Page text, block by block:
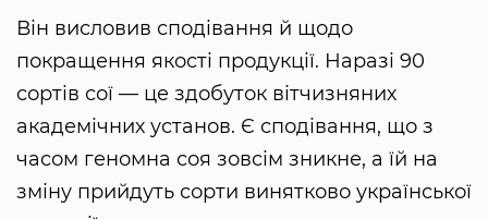
Він висловив сподівання й щодо
покращення якості продукції. Наразі 90
сортів сої — це здобуток вітчизняних
академічних установ. Є сподівання, що з
часом геномна соя зовсім зникне, а їй на
зміну прийдуть сорти винятково української